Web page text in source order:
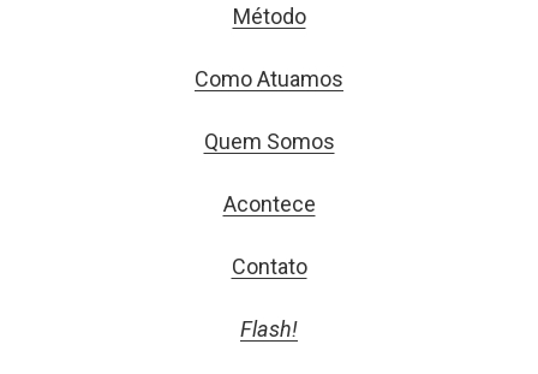
Método
Como Atuamos
Quem Somos
Acontece
Contato
Flash!